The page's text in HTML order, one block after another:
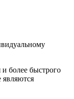
более быстрого
являются